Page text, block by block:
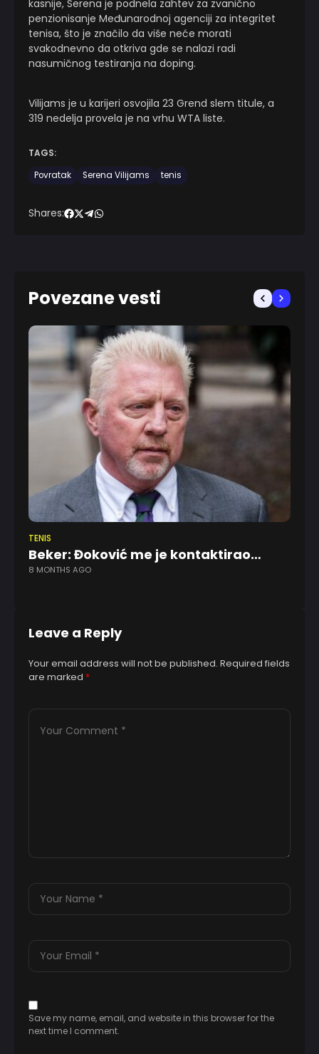
kasnije, Serena je podnela zahtev za zvanično
penzionisanje Međunarodnoj agenciji za integritet
tenisa, što je značilo da više neće morati
svakodnevno da otkriva gde se nalazi radi
nasumičnog testiranja na doping.
Vilijams je u karijeri osvojila 23 Grend slem titule, a
319 nedelja provela je na vrhu WTA liste.
TAGS:
Povratak
Serena Vilijams tenis
Shares:
Povezane vesti
TENIS
Beker: Đoković me je kontaktirao…
8 MONTHS AGO
Leave a Reply
Your email address will not be published. Required fields
are marked *
Save my name, email, and website in this browser for the
next time I comment.